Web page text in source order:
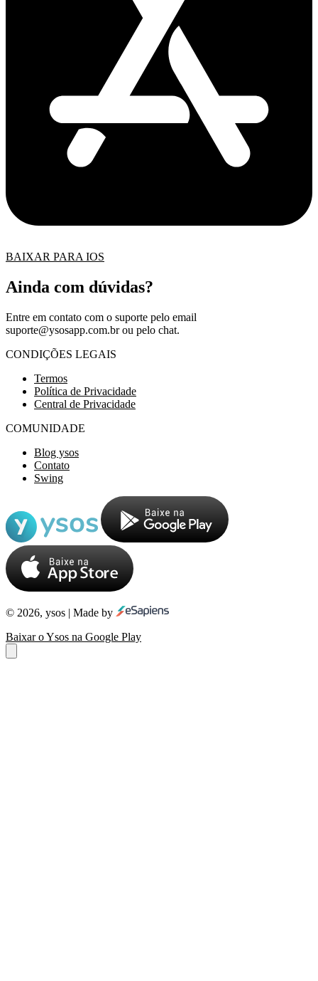
BAIXAR PARA IOS
Ainda com dúvidas?
Entre em contato com o suporte pelo email
suporte@ysosapp.com.brou pelo chat.
CONDIÇÕES LEGAIS
Termos
Política de Privacidade
Central de Privacidade
COMUNIDADE
Blog ysos
Contato
Swing
© 2026, ysos | Made by
Baixar o Ysos na Google Play